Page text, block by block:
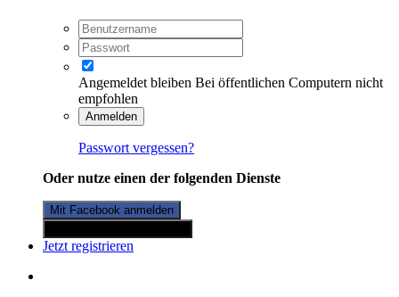
Angemeldet bleiben Bei öffentlichen Computern nicht
empfohlen
Anmelden
Passwort vergessen?
Oder nutze einen der folgenden Dienste
Mit Facebook anmelden
Jetzt registrieren